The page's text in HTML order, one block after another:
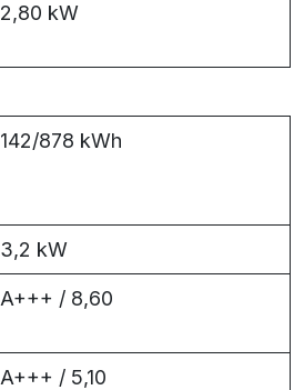
2,80 kW
142/878 kWh
3,2 kW
A+++ / 8,60
A+++ / 5,10